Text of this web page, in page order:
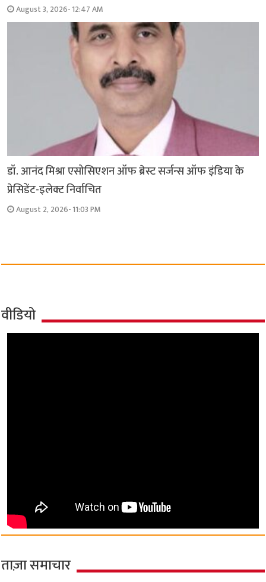
August 3, 2026- 12:47 AM
डॉ. आनंद मिश्रा एसोसिएशन ऑफ ब्रेस्ट सर्जन्स ऑफ इंडिया के
प्रेसिडेंट-इलेक्ट निर्वाचित
August 2, 2026- 11:03 PM
वीडियो
ताज़ा समाचार